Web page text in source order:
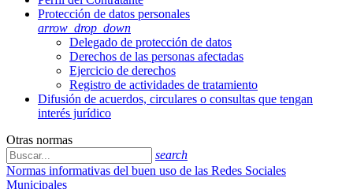
Protección de datos personales
arrow_drop_down
Delegado de protección de datos
Derechos de las personas afectadas
Ejercicio de derechos
Registro de actividades de tratamiento
Difusión de acuerdos, circulares o consultas que tengan
interés jurídico
Otras normas
search
Normas informativas del buen uso de las Redes Sociales
Municipales